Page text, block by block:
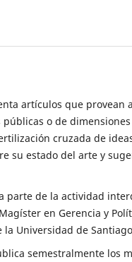
artículos que provean
o de
cruzada de
su estado del arte y
parte de la actividad
en Gerencia y
Universidad de
semestralmente los